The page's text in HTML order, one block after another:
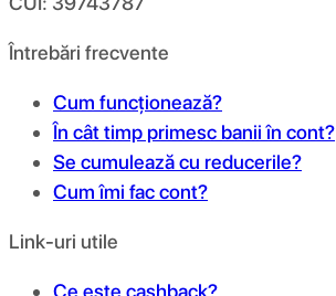
Întrebări frecvente
Cum funcționează?
În cât timp primesc banii în cont?
Se cumulează cu reducerile?
Cum îmi fac cont?
Link-uri utile
Ce este cashback?